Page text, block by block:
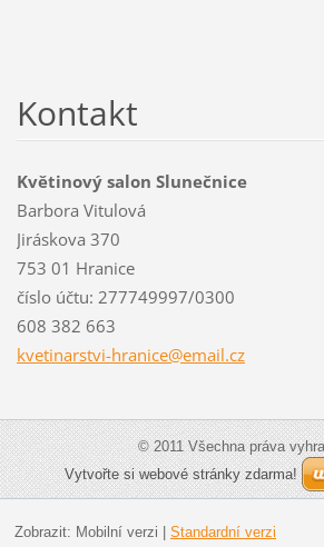
Kontakt
Květinový salon Slunečnice
Barbora Vitulová
Jiráskova 370
753 01 Hranice
číslo účtu: 277749997/0300
608 382 663
kvetinarstvi-hranice@email.cz
© 2011 Všechna práva
Vytvořte si webové stránky zdarma!
Zobrazit: Mobilní verzi Standardní verzi